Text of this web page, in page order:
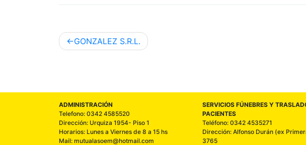
GONZALEZ S.R.L.
ADMINISTRACIÓN
Telefono: 0342 4585520
Dirección: Urquiza 1954- Piso 1
Horarios: Lunes a Viernes de 8 a 15 hs
Mail: mutualasoem@hotmail.com
SERVICIOS FÚNEBRES Y
PACIENTES
Teléfono: 0342 4535271
Dirección: Alfonso Durán (ex
3765